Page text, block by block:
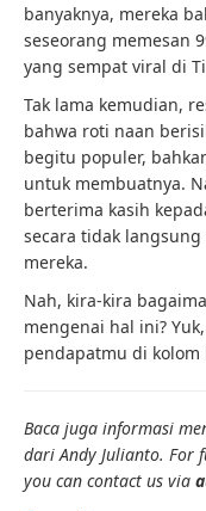
banyaknya, mereka
seseorang memesan
yang sempat viral di
Tak lama kemudian,
bahwa roti naan
begitu populer,
untuk membuatnya.
berterima kasih
secara tidak
mereka.
Nah, kira-kira
mengenai hal ini?
pendapatmu di kolom
Baca juga informasi
dari Andy Julianto. For
you can contact us via